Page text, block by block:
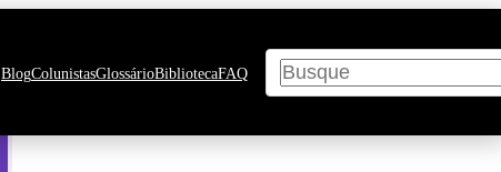
BlogColunistasGlossárioBibliotecaFAQ
Pesquisar